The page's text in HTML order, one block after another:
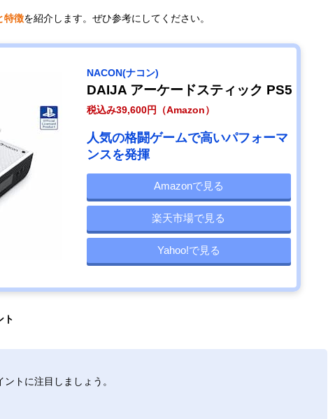
特徴を紹介します。ぜひ参考にしてください。
NACON(ナコン)
DAIJA アーケードスティック PS5
税込み39,600円（Amazon）
人気の格闘ゲームで高いパフォーマ
ンスを発揮
Amazonで見る
楽天市場で見る
Yahoo!で見る
ト
トに注目しましょう。